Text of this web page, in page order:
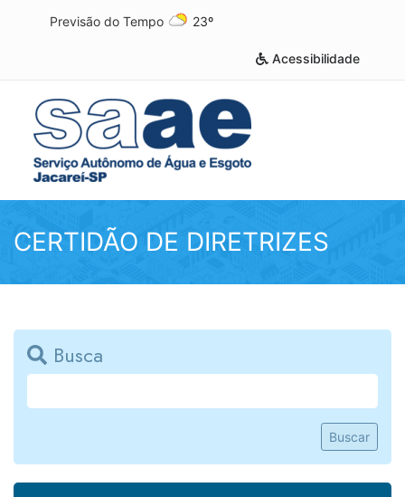
Previsão do Tempo 23º
Acessibilidade
CERTIDÃO DE DIRETRIZES
Busca
Buscar